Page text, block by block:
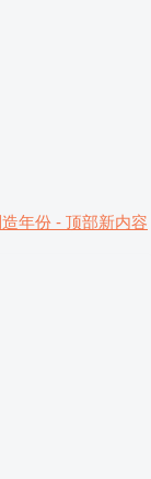
年份 - 顶部新内容